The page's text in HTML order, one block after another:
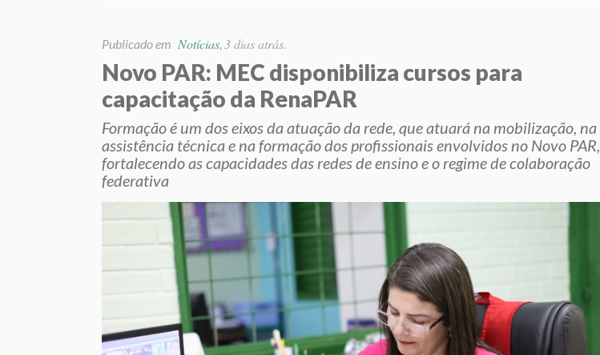
Publicado em Notícias, 3 dias atrás.
Novo PAR: MEC disponibiliza cursos para
capacitação da RenaPAR
Formação é um dos eixos da atuação da rede, que atuará na mobilização, na
assistência técnica e na formação dos profissionais envolvidos no Novo PAR,
fortalecendo as capacidades das redes de ensino e o regime de colaboração
federativa